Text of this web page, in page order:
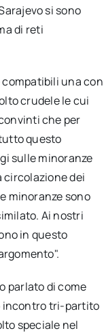
si sono
di reti
una con
crudele le cui
che per
questo
sulle minoranze
circolazione dei
minoranze sono
Ai nostri
in questo
parlato di come
incontro tri-partito
speciale nel